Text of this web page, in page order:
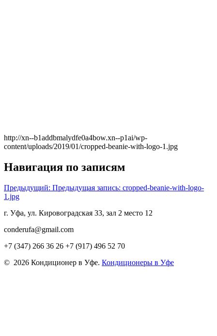
http://xn--b1addbmalydfe0a4bow.xn--p1ai/wp-
content/uploads/2019/01/cropped-beanie-with-logo-1.jpg
Навигация по записям
Предыдущий: Предыдущая запись: cropped-beanie-with-logo-
1.jpg
г. Уфа, ул. Кировоградская 33, зал 2 место 12
conderufa@gmail.com
+7 (347) 266 36 26 +7 (917) 496 52 70
© 2026 Кондиционер в Уфе. Кондиционеры в Уфе